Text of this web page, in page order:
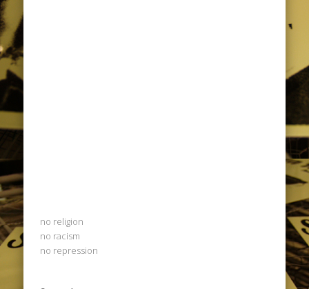
no religion
no racism
no repression